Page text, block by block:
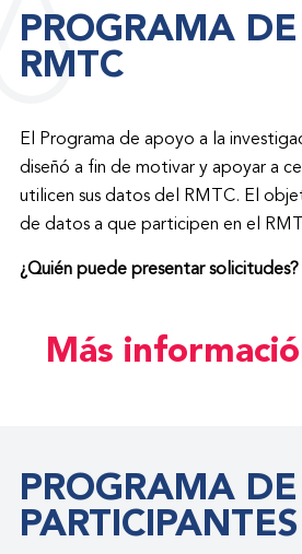
PROGRAMA
RMTC
El Programa de apoyo a la
diseñó a fin de motivar y apoyar a
utilicen sus datos del RMTC. El
de datos a que participen en el
¿Quién puede presentar solicitudes?
Más
PROGRAMA